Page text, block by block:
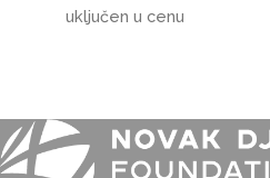
uključen u cenu